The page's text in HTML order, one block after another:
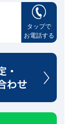
タップで
お電話する